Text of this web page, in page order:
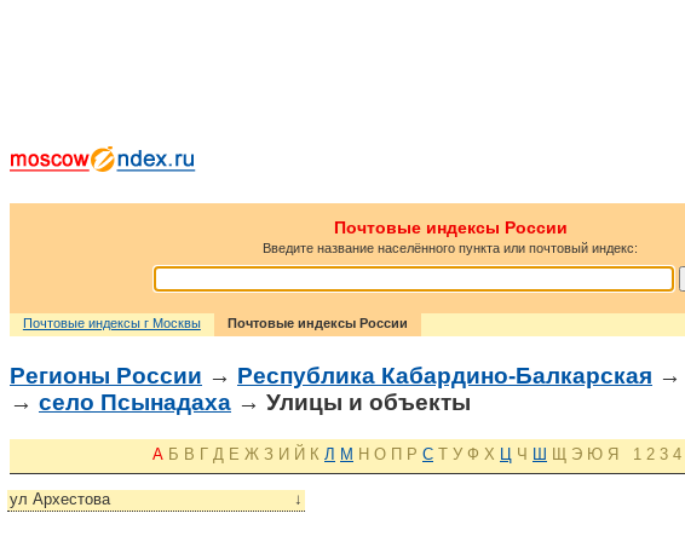
Почтовые индексы России
Введите название населённого пункта или почтовый индекс:
Почтовые индексы г Москвы Почтовые индексы России
Регионы России → Республика Кабардино-Балкарская →
→ село Псынадаха → Улицы и объекты
А Б В Г Д Е Ж З И Й К Л М Н О П Р С Т У Ф Х Ц Ч Ш Щ Э Ю Я 1 2 3 4
↓
ул Архестова